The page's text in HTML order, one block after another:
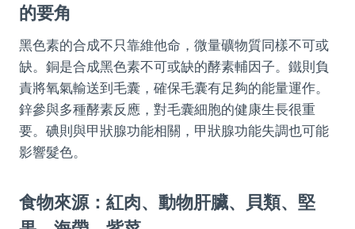
的要角
黑色素的合成不只靠維他命，微量礦物質同樣不可或
缺。銅是合成黑色素不可或缺的酵素輔因子。鐵則負
責將氧氣輸送到毛囊，確保毛囊有足夠的能量運作。
鋅參與多種酵素反應，對毛囊細胞的健康生長很重
要。碘則與甲狀腺功能相關，甲狀腺功能失調也可能
影響髮色。
食物來源：紅肉、動物肝臟、貝類、堅